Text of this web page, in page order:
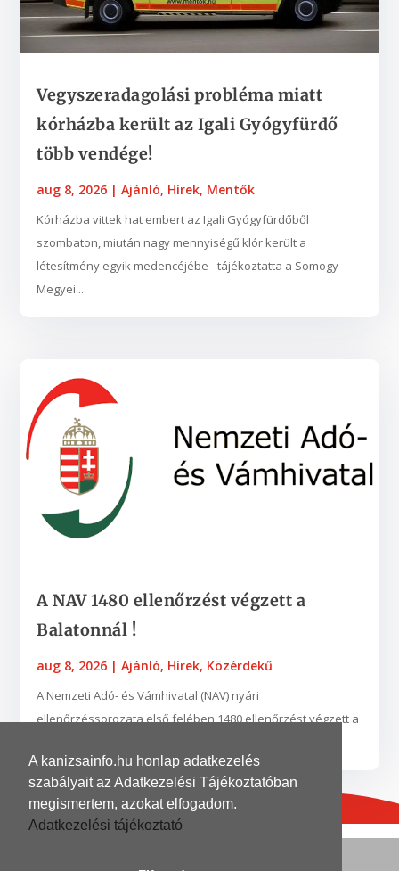
A kanizsainfo.hu honlap adatkezelés
szabályait az Adatkezelési Tájékoztatóban
megismertem, azokat elfogadom.
Adatkezelési tájékoztató
Vegyszeradagolási probléma miatt
kórházba került az Igali Gyógyfürdő
több vendége!
aug 8, 2026 |Ajánló, Hírek, Mentők
Kórházba vittek hat embert az Igali Gyógyfürdőből
szombaton, miután nagy mennyiségű klór került a
létesítmény egyik medencéjébe - tájékoztatta a Somogy
Megyei...
A NAV 1480 ellenőrzést végzett a
Balatonnál !
aug 8, 2026 |Ajánló, Hírek, Közérdekű
A Nemzeti Adó- és Vámhivatal (NAV) nyári
ellenőrzéssorozata első felében 1480 ellenőrzést végzett a